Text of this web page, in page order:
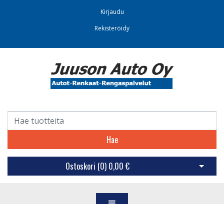
Kirjaudu
Rekisteröidy
Hae
Ostoskori (0) 0,00 € Avaa